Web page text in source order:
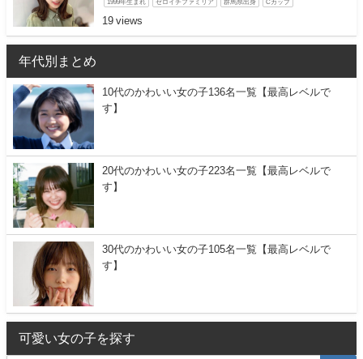
1999年生まれ ゼロイチファミリア 群馬県出身 Cカップ
19
年代別まとめ
10代のかわいい女の子136名一覧【最高レベルで
す】
20代のかわいい女の子223名一覧【最高レベルで
す】
30代のかわいい女の子105名一覧【最高レベルで
す】
可愛い女の子を探す